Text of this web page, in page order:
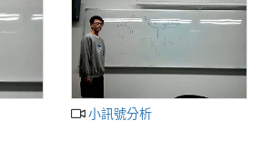
小訊號分析